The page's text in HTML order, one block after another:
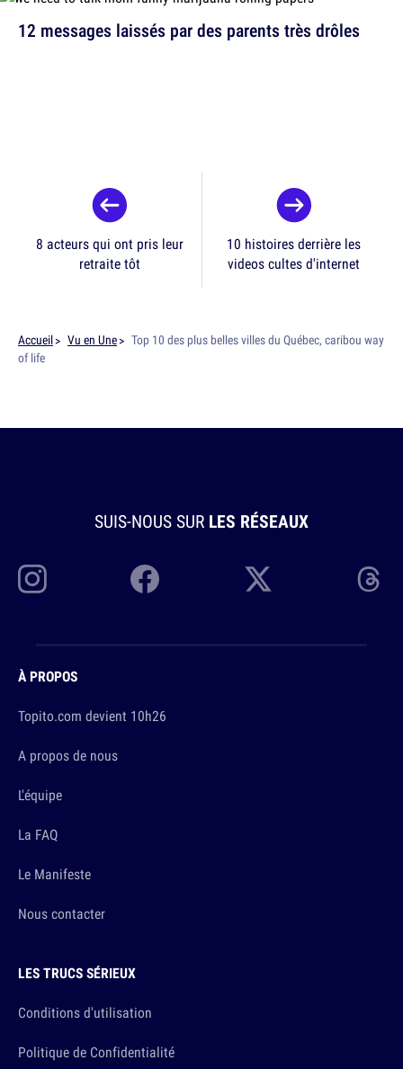
12 messages laissés par des parents très drôles
8 acteurs qui ont pris leur
retraite tôt
10 histoires derrière les
videos cultes d'internet
Accueil Vu en Une
Top 10 des plus belles villes du Québec, caribou way
of life
SUIS-NOUS SUR LES RÉSEAUX
À PROPOS
Topito.com devient 10h26
A propos de nous
L'équipe
La FAQ
Le Manifeste
Nous contacter
LES TRUCS SÉRIEUX
Conditions d'utilisation
Politique de Confidentialité